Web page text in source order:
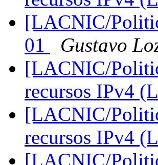
[LACNIC/
01
Gustavo
[LACNIC/
recursos IPv4
[LACNIC/
recursos IPv4
[LACNIC/